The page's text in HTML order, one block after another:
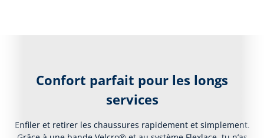
Confort parfait pour les longs
services
Enfiler et retirer les chaussures rapidement et simplement.